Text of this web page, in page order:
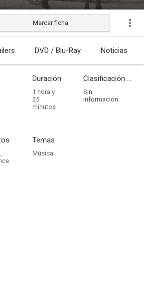
Marcar ficha
DVD / Blu-Ray Noticias
Duración
1 hora y
25
minutos
Clasificación por edades
Sin
información
,
Temas
Música